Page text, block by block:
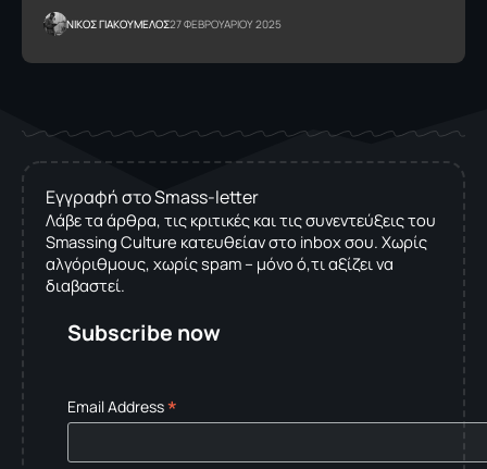
NΙΚΟΣ ΓΙΑΚΟΥΜΕΛΟΣ27 ΦΕΒΡΟΥΑΡΙΟΥ 2025
Εγγραφή στο Smass-letter
Λάβε τα άρθρα, τις κριτικές και τις συνεντεύξεις του
Smassing Culture κατευθείαν στο inbox σου. Χωρίς
αλγόριθμους, χωρίς spam – μόνο ό,τι αξίζει να
διαβαστεί.
Subscribe now
Email Address*